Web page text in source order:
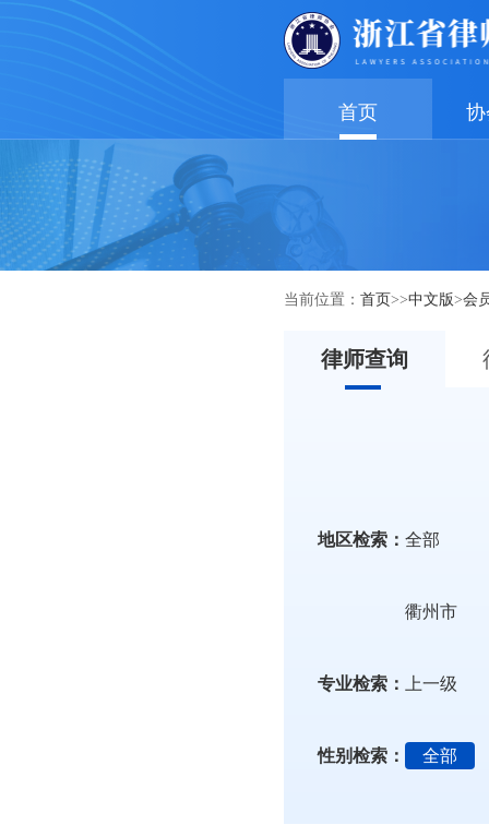
首页
当前位置： 首页>>中文版>会
律师查询
地区检索： 全部
衢州市
专业检索： 上一级
性别检索： 全部